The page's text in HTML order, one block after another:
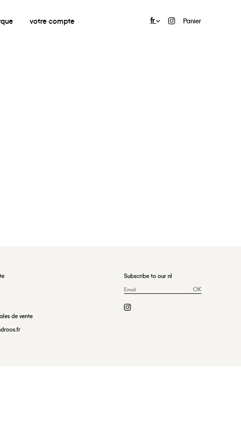
votre compte fr Panier
de vente
Subscribe to our nl
OK